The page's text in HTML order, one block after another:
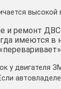
и ремонт ДВС
имеются в
у двигателя